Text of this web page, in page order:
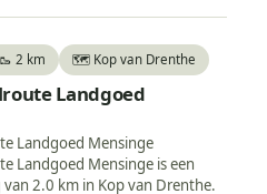
🥾 2 km 🗺️ Kop van Drenthe
Landgoed
Landgoed Mensinge
Landgoed Mensinge is een
2.0 km in Kop van Drenthe.